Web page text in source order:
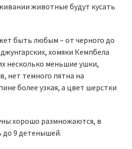
животные будут кусать
быть любым – от черного до
хомяки Кемпбела
несколько меньшие ушки,
нет темного пятна на
более узкая, а цвет шерстки
хорошо размножаются, в
9 детенышей.